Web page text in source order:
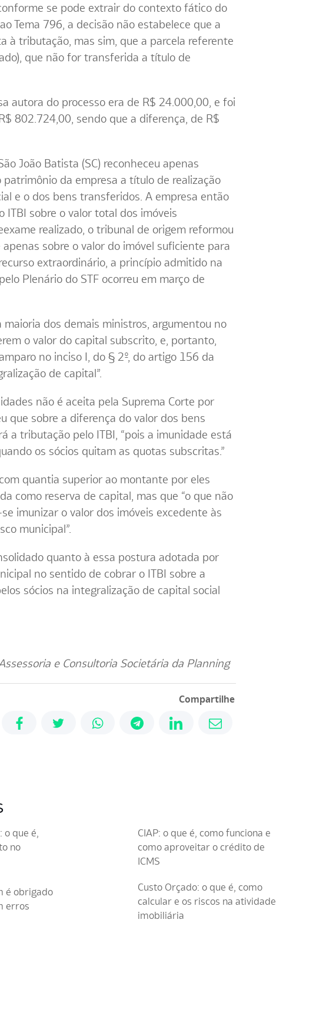
se pode extrair do contexto fático do
Tema 796, a decisão não estabelece que a
à tributação, mas sim, que a parcela referente
que não for transferida a título de
autora do processo era de R$ 24.000,00, e foi
802.724,00, sendo que a diferença, de R$
João Batista (SC) reconheceu apenas
da empresa a título de realização
e o dos bens transferidos. A empresa então
sobre o valor total dos imóveis
realizado, o tribunal de origem reformou
sobre o valor do imóvel suficiente para
extraordinário, a princípio admitido na
Plenário do STF ocorreu em março de
dos demais ministros, argumentou no
o valor do capital subscrito, e, portanto,
no inciso I, do § 2º, do artigo 156 da
de capital”.
não é aceita pela Suprema Corte por
que sobre a diferença do valor dos bens
a tributação pelo ITBI, “pois a imunidade está
os sócios quitam as quotas subscritas.”
quantia superior ao montante por eles
como reserva de capital, mas que “o que não
imunizar o valor dos imóveis excedente às
municipal”.
quanto à essa postura adotada por
no sentido de cobrar o ITBI sobre a
sócios na integralização de capital social
e Consultoria Societária da Planning
Compartilhe
o que é,
no
CIAP: o que é, como funciona e
como aproveitar o crédito de
ICMS
é obrigado
erros
Custo Orçado: o que é, como
calcular e os riscos na atividade
imobiliária